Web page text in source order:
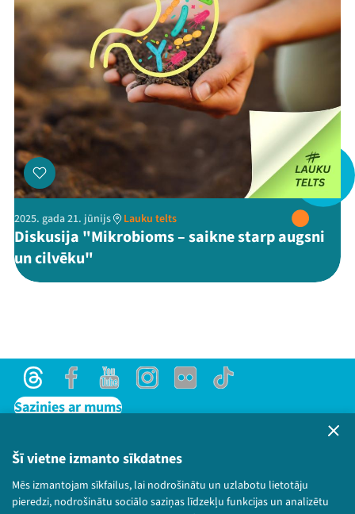
Šī vietne izmanto sīkdatnes
Mēs izmantojam sīkfailus, lai nodrošinātu un uzlabotu lietotāju
pieredzi, nodrošinātu sociālo saziņas līdzekļu funkcijas un analizētu
Veikals
Kontakti
ThreadsFacebookYoutube Instagram
Flick TikTok
2025. gada 21. jūnijs Lauku telts
Diskusija "Mikrobioms – saikne starp augsni
un cilvēku"
ThreadsFacebookYoutubeInstagram
Flick TikTok
Sazinies ar mums
Lietošanas noteikumi un sīkdatņu politika
Bērnu aizsardzības politika
© 2026 Sarunu festivāls LAMPA Visas tiesības